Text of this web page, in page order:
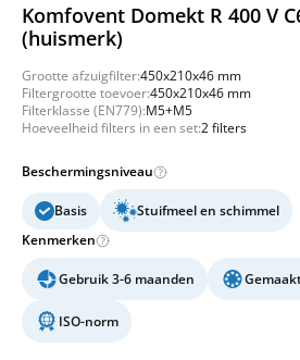
Komfovent Domekt R 400 V
(huismerk)
Grootte afzuigfilter:450x210x46 mm
Filtergrootte toevoer:450x210x46 mm
Filterklasse (EN779):M5+M5
Hoeveelheid filters in een set:2 filters
Beschermingsniveau
Basis
Stuifmeel en schimmel
Kenmerken
Gebruik 3-6 maanden
ISO-norm